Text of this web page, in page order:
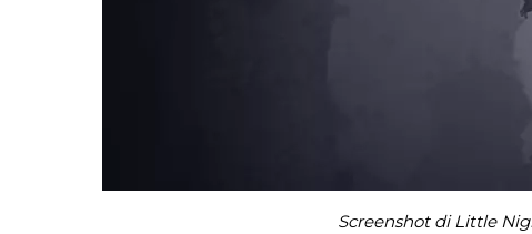
Screenshot di Little